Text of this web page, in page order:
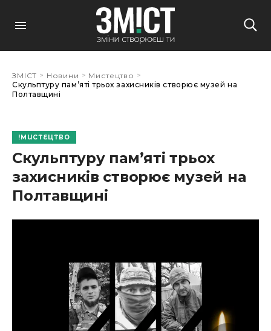
ЗМІСТ > Новини > Мистецтво >
Скульптуру пам’яті трьох захисників створює музей на
Полтавщині
МИСТЕЦТВО
Скульптуру пам’яті трьох
захисників створює музей на
Полтавщині